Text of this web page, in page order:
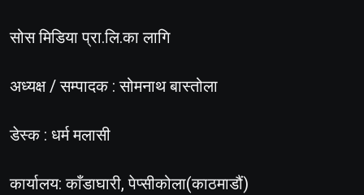
सोस मिडिया प्रा.लि.का लागि
अध्यक्ष / सम्पादक : सोमनाथ बास्तोला
डेस्क : धर्म मलासी
कार्यालय: काँडाघारी, पेप्सीकोला(काठमाडौं)